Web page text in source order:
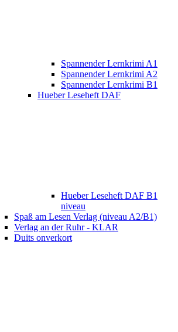
Spannender Lernkrimi A1
Spannender Lernkrimi A2
Spannender Lernkrimi B1
Hueber Leseheft DAF
Hueber Leseheft DAF B1
niveau
Spaß am Lesen Verlag (niveau A2/B1)
Verlag an der Ruhr - KLAR
Duits onverkort